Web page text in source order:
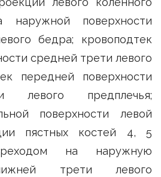
наружной поверхности
бедра; кровоподтек
средней трети левого
передней поверхности
левого предплечья;
поверхности левой
пястных костей 4, 5
на наружную
трети левого